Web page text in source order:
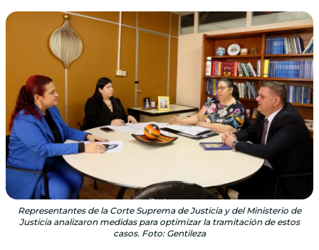
Representantes de la Corte Suprema de Justicia y del Ministerio de
Justicia analizaron medidas para optimizar la tramitación de estos
casos. Foto: Gentileza